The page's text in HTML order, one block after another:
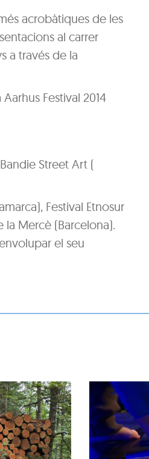
acrobàtiques de les
al carrer
a través de la
Festival 2014
Street Art (
Festival Etnosur
la Mercè (Barcelona).
el seu